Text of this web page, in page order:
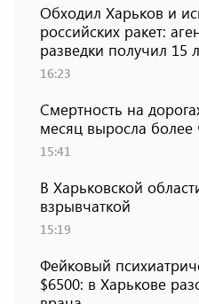
Обходил Харьков и
российских ракет:
разведки получил 15
16:23
Смертность на
месяц выросла более
15:41
В Харьковской
взрывчаткой
15:19
Фейковый
$6500: в Харькове